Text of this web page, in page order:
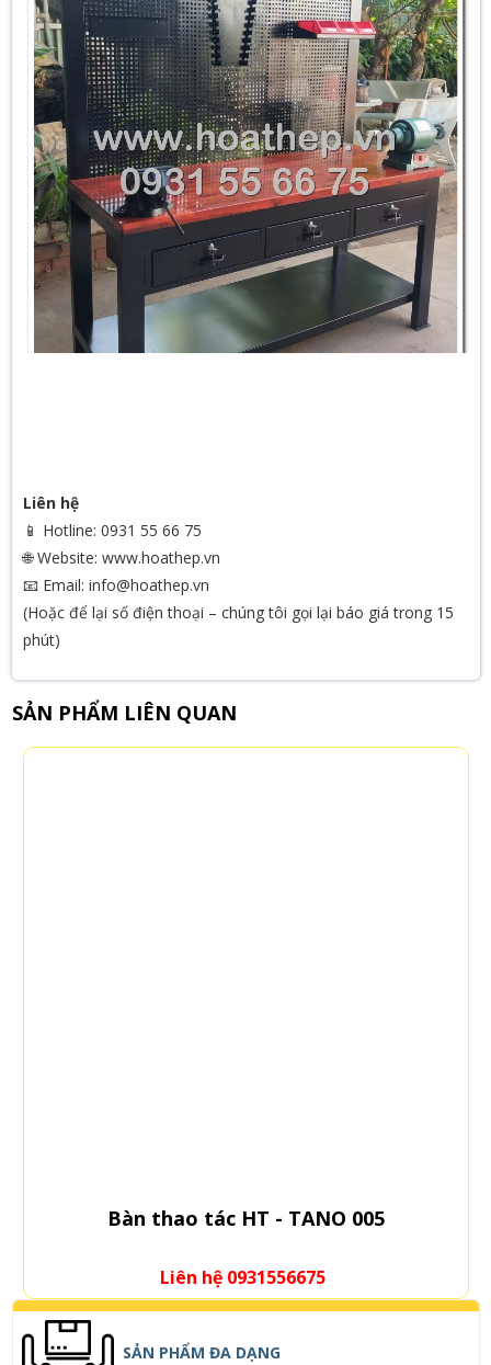
Liên hệ
📱 Hotline: 0931 55 66 75
🌐 Website: www.hoathep.vn
📧 Email: info@hoathep.vn
(Hoặc để lại số điện thoại – chúng tôi gọi lại báo giá trong 15
phút)
SẢN PHẨM LIÊN QUAN
Bàn thao tác HT - TANO 005
Liên hệ 0931556675
SẢN PHẨM ĐA DẠNG